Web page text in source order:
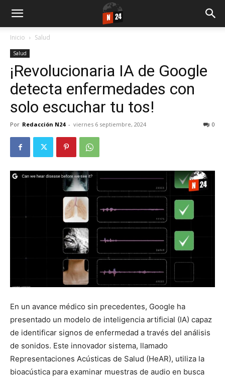
Inicio Salud
Salud
¡Revolucionaria IA de Google
detecta enfermedades con
solo escuchar tu tos!
Por Redacción N24 - viernes 6 septiembre, 2024 0
En un avance médico sin precedentes, Google ha
presentado un modelo de inteligencia artificial (IA) capaz
de identificar signos de enfermedad a través del análisis
de sonidos. Este innovador sistema, llamado
Representaciones Acústicas de Salud (HeAR), utiliza la
bioacústica para examinar muestras de audio en busca